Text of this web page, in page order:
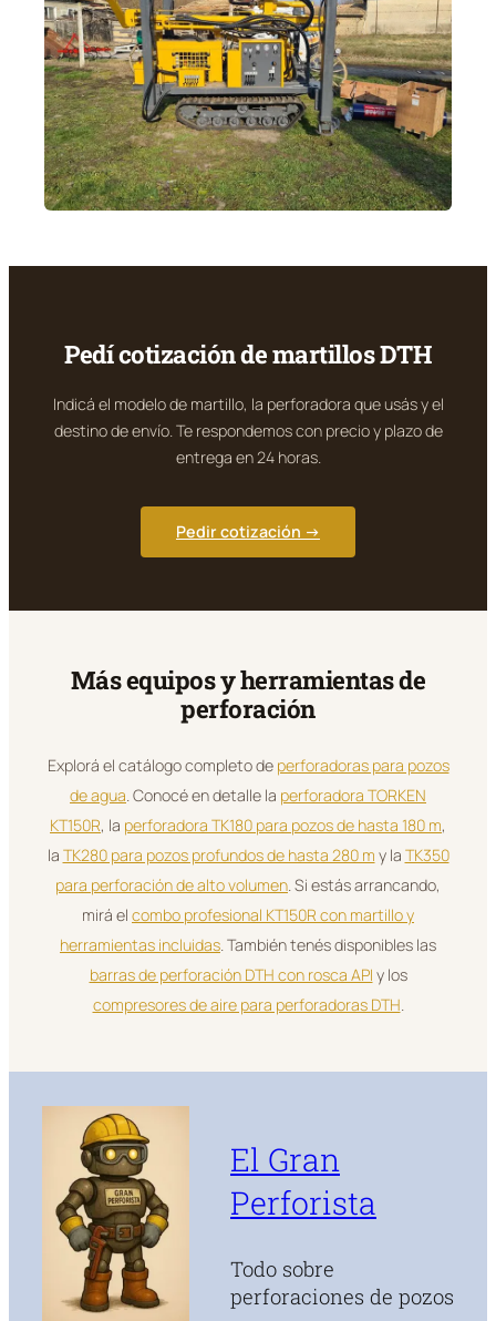
Pedí cotización de martillos DTH
Indicá el modelo de martillo, la perforadora que usás y el
destino de envío. Te respondemos con precio y plazo de
entrega en 24 horas.
Pedir cotización →
Más equipos y herramientas de
perforación
Explorá el catálogo completo de perforadoras para pozos
de agua. Conocé en detalle la perforadora TORKEN
KT150R, la perforadora TK180 para pozos de hasta 180 m,
la TK280 para pozos profundos de hasta 280 m y la TK350
para perforación de alto volumen. Si estás arrancando,
mirá el combo profesional KT150R con martillo y
herramientas incluidas. También tenés disponibles las
barras de perforación DTH con rosca API y los
compresores de aire para perforadoras DTH.
El Gran
Perforista
Todo sobre
perforaciones de pozos